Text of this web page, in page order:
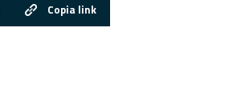
Copia link